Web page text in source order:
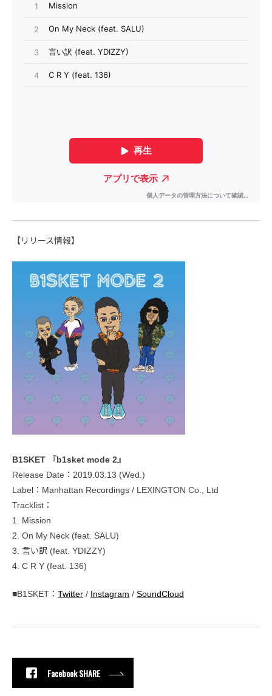
【リリース情報】
B1SKET 『b1sket mode 2』
Release Date：2019.03.13 (Wed.)
Label：Manhattan Recordings / LEXINGTON Co., Ltd
Tracklist：
1. Mission
2. On My Neck (feat. SALU)
3. 言い訳 (feat. YDIZZY)
4. C R Y (feat. 136)
■B1SKET： Twitter / Instagram / SoundCloud
Facebook SHARE